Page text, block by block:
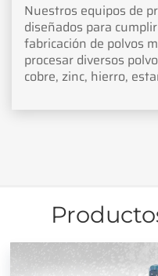
Nuestros equipos de
diseñados para
fabricación de polvos
procesar diversos
cobre, zinc, hierro,